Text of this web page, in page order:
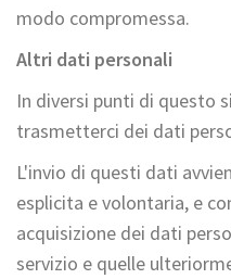
modo compromessa.
Altri dati personali
In diversi punti di questo
trasmetterci dei dati
L'invio di questi dati
esplicita e volontaria, e
acquisizione dei dati
servizio e quelle